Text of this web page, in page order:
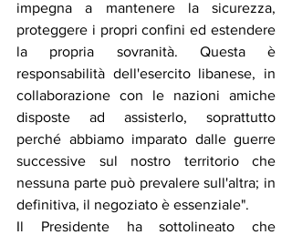
impegna a mantenere la sicurezza,
proteggere i propri confini ed estendere
la propria sovranità. Questa è
responsabilità dell'esercito libanese, in
collaborazione con le nazioni amiche
disposte ad assisterlo, soprattutto
perché abbiamo imparato dalle guerre
successive sul nostro territorio che
nessuna parte può prevalere sull'altra; in
definitiva, il negoziato è essenziale".
Il Presidente ha sottolineato che